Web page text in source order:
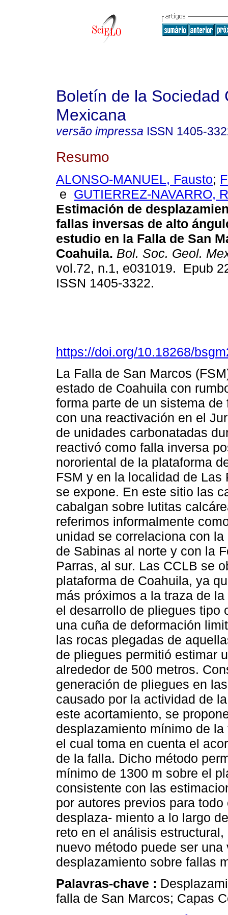
Boletín de la Sociedad
Mexicana
versão impressa ISSN 1405-
Resumo
ALONSO-MANUEL, Fausto;
e GUTIERREZ-NAVARRO,
Estimación de
fallas inversas de alto
estudio en la Falla de San
Coahuila. Bol. Soc. Geol.
vol.72, n.1, e031019. Epub
ISSN 1405-3322.
https://doi.org/10.18268/
La Falla de San Marcos
estado de Coahuila con
forma parte de un sistema
con una reactivación en el
de unidades carbonatadas
reactivó como falla inversa
nororiental de la plataforma
FSM y en la localidad de
se expone. En este sitio las
cabalgan sobre lutitas
referimos informalmente
unidad se correlaciona con
de Sabinas al norte y con la
Parras, al sur. Las CCLB se
plataforma de Coahuila, ya
más próximos a la traza de
el desarrollo de pliegues tipo
una cuña de deformación
las rocas plegadas de
de pliegues permitió estimar
alrededor de 500 metros.
generación de pliegues en
causado por la actividad de
este acortamiento, se
desplazamiento mínimo de
el cual toma en cuenta el
de la falla. Dicho método
mínimo de 1300 m sobre el
consistente con las
por autores previos para
desplaza- miento a lo largo
reto en el análisis
nuevo método puede ser
desplazamiento sobre fallas
Palavras-chave :
falla de San Marcos; Capas